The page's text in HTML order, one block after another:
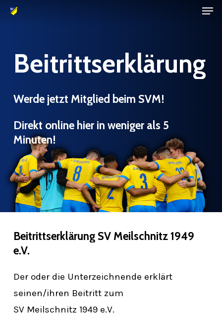
Skip
contentBeitrittserklärung
Werde jetzt Mitglied beim SVM!
Direkt online hier in weniger als 5
Minuten!
Beitrittserklärung SV Meilschnitz1949
e.V.
Der oder die Unterzeichnende erklärt
seinen/ihren Beitritt zum
SV Meilschnitz 1949 e.V.